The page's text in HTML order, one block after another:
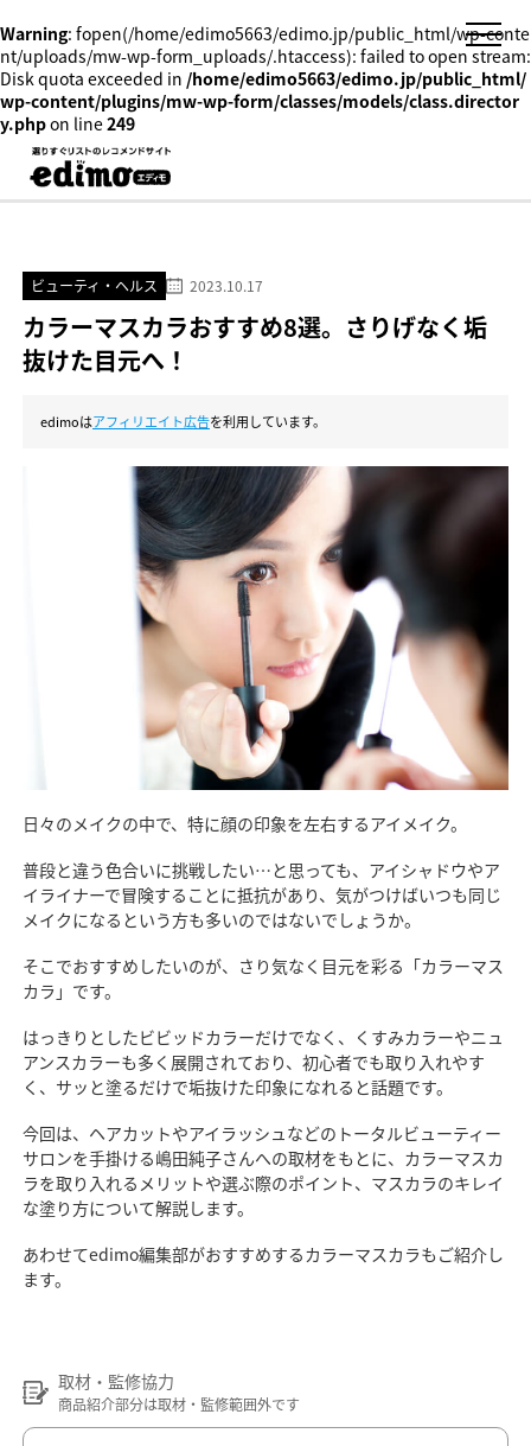
Warning: fopen(/home/edimo5663/edimo.jp/public_html/wp-conte
nt/uploads/mw-wp-form_uploads/.htaccess): failed to open stream:
Disk quota exceeded in /home/edimo5663/edimo.jp/public_html/
wp-content/plugins/mw-wp-form/classes/models/class.director
y.phpon line249
ビューティ・ヘルス 2023.10.17
カラーマスカラおすすめ8選。さりげなく垢
抜けた目元へ！
edimoはアフィリエイト広告を利用しています。
日々のメイクの中で、特に顔の印象を左右するアイメイク。
普段と違う色合いに挑戦したい…と思っても、アイシャドウやア
イライナーで冒険することに抵抗があり、気がつけばいつも同じ
メイクになるという方も多いのではないでしょうか。
そこでおすすめしたいのが、さり気なく目元を彩る「カラーマス
カラ」です。
はっきりとしたビビッドカラーだけでなく、くすみカラーやニュ
アンスカラーも多く展開されており、初心者でも取り入れやす
く、サッと塗るだけで垢抜けた印象になれると話題です。
今回は、ヘアカットやアイラッシュなどのトータルビューティー
サロンを手掛ける嶋田純子さんへの取材をもとに、カラーマスカ
ラを取り入れるメリットや選ぶ際のポイント、マスカラのキレイ
な塗り方について解説します。
あわせてedimo編集部がおすすめするカラーマスカラもご紹介し
ます。
取材・監修協力
商品紹介部分は取材・監修範囲外です